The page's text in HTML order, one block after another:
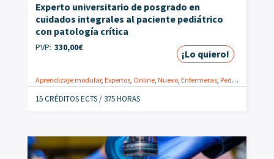
Experto universitario de posgrado en
cuidados integrales al paciente pediátrico
con patología crítica
PVP: 330,00€
¡Lo quiero!
Aprendizaje modular, Expertos, Online, Nuevo, Enfermeras, Pediatría
15 CRÉDITOS ECTS / 375 HORAS